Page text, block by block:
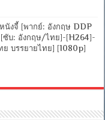
งจี้ [พากย์: อังกฤษ DDP
ซับ: อังกฤษ/ไทย]-[H264]-
บรรยายไทย] [1080p]